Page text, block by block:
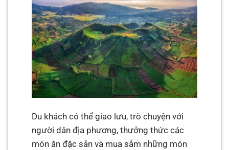
Du khách có thể giao lưu, trò chuyện với
người dân địa phương, thưởng thức các
món ăn đặc sản và mua sắm những món